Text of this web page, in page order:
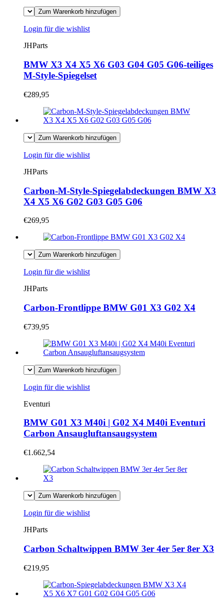
Zum Warenkorb hinzufügen
Login für die wishlist
JHParts
BMW X3 X4 X5 X6 G03 G04 G05 G06-teiliges
M-Style-Spiegelset
€289,95
Zum Warenkorb hinzufügen
Login für die wishlist
JHParts
Carbon-M-Style-Spiegelabdeckungen BMW X3
X4 X5 X6 G02 G03 G05 G06
€269,95
Zum Warenkorb hinzufügen
Login für die wishlist
JHParts
Carbon-Frontlippe BMW G01 X3 G02 X4
€739,95
Zum Warenkorb hinzufügen
Login für die wishlist
Eventuri
BMW G01 X3 M40i | G02 X4 M40i Eventuri
Carbon Ansaugluftansaugsystem
€1.662,54
Zum Warenkorb hinzufügen
Login für die wishlist
JHParts
Carbon Schaltwippen BMW 3er 4er 5er 8er X3
€219,95